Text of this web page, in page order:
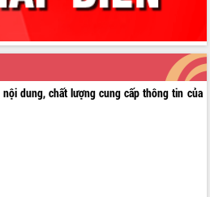
dung, chất lượng cung cấp thông tin của